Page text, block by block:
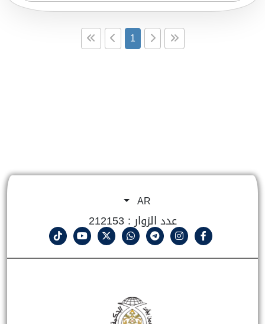
1
AR
عدد الزوار : 212153